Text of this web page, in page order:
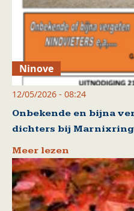
Ninove
12/05/2026 - 08:24
Onbekende en bijna
dichters bij Marnixring
Meer lezen